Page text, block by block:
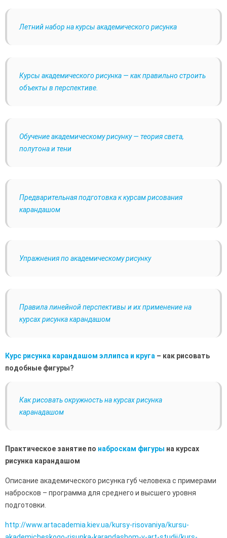
Летний набор на курсы академического рисунка
Курсы академического рисунка — как правильно строить
объекты в перспективе.
Обучение академическому рисунку — теория света,
полутона и тени
Предварительная подготовка к курсам рисования
карандашом
Упражнения по академическому рисунку
Правила линейной перспективы и их применение на
курсах рисунка карандашом
Курс рисунка карандашом эллипса и круга – как рисовать
подобные фигуры?
Как рисовать окружность на курсах рисунка
каранадашом
Практическое занятие по наброскам фигуры на курсах
рисунка карандашом
Описание академического рисунка губ человека с примерами
набросков – программа для среднего и высшего уровня
подготовки.
http://www.artacademia.kiev.ua/kursy-risovaniya/kursu-